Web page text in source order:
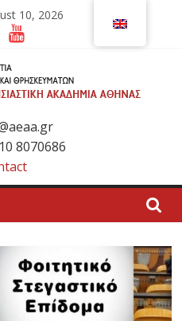
10, 2026
8070686